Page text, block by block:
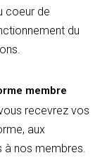
coeur de
du
membre
recevrez vos
aux
nos membres.